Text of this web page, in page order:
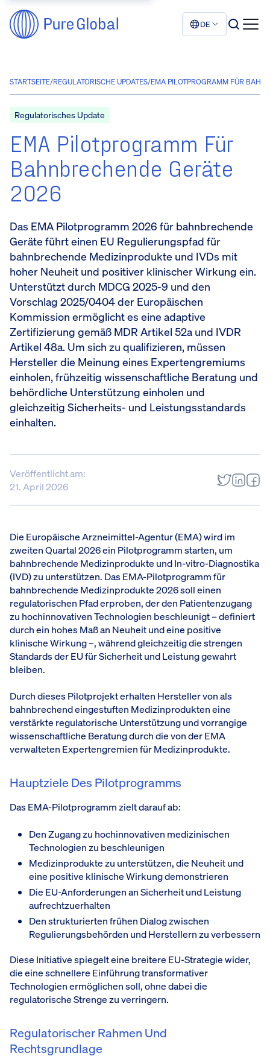
DE
STARTSEITE/REGULATORISCHE UPDATES/EMA PILOTPROGRAMM FÜR
Regulatorisches Update
EMA Pilotprogramm Für
Bahnbrechende Geräte
2026
Das EMA Pilotprogramm 2026 für bahnbrechende
Geräte führt einen EU Regulierungspfad für
bahnbrechende Medizinprodukte und IVDs mit
hoher Neuheit und positiver klinischer Wirkung ein.
Unterstützt durch MDCG 2025-9 und den
Vorschlag 2025/0404 der Europäischen
Kommission ermöglicht es eine adaptive
Zertifizierung gemäß MDR Artikel 52a und IVDR
Artikel 48a. Um sich zu qualifizieren, müssen
Hersteller die Meinung eines Expertengremiums
einholen, frühzeitig wissenschaftliche Beratung und
behördliche Unterstützung einholen und
gleichzeitig Sicherheits- und Leistungsstandards
einhalten.
Veröffentlicht am:
21. April 2026
Die Europäische Arzneimittel-Agentur (EMA) wird im
zweiten Quartal 2026 ein Pilotprogramm starten, um
bahnbrechende Medizinprodukte und In-vitro-Diagnostika
(IVD) zu unterstützen. Das EMA-Pilotprogramm für
bahnbrechende Medizinprodukte 2026 soll einen
regulatorischen Pfad erproben, der den Patientenzugang
zu hochinnovativen Technologien beschleunigt – definiert
durch ein hohes Maß an Neuheit und eine positive
klinische Wirkung –, während gleichzeitig die strengen
Standards der EU für Sicherheit und Leistung gewahrt
bleiben.
Durch dieses Pilotprojekt erhalten Hersteller von als
bahnbrechend eingestuften Medizinprodukten eine
verstärkte regulatorische Unterstützung und vorrangige
wissenschaftliche Beratung durch die von der EMA
verwalteten Expertengremien für Medizinprodukte.
Hauptziele Des Pilotprogramms
Das EMA-Pilotprogramm zielt darauf ab:
Den Zugang zu hochinnovativen medizinischen
Technologien zu beschleunigen
Medizinprodukte zu unterstützen, die Neuheit und
eine positive klinische Wirkung demonstrieren
Die EU-Anforderungen an Sicherheit und Leistung
aufrechtzuerhalten
Den strukturierten frühen Dialog zwischen
Regulierungsbehörden und Herstellern zu verbessern
Diese Initiative spiegelt eine breitere EU-Strategie wider,
die eine schnellere Einführung transformativer
Technologien ermöglichen soll, ohne dabei die
regulatorische Strenge zu verringern.
Regulatorischer Rahmen Und
Rechtsgrundlage